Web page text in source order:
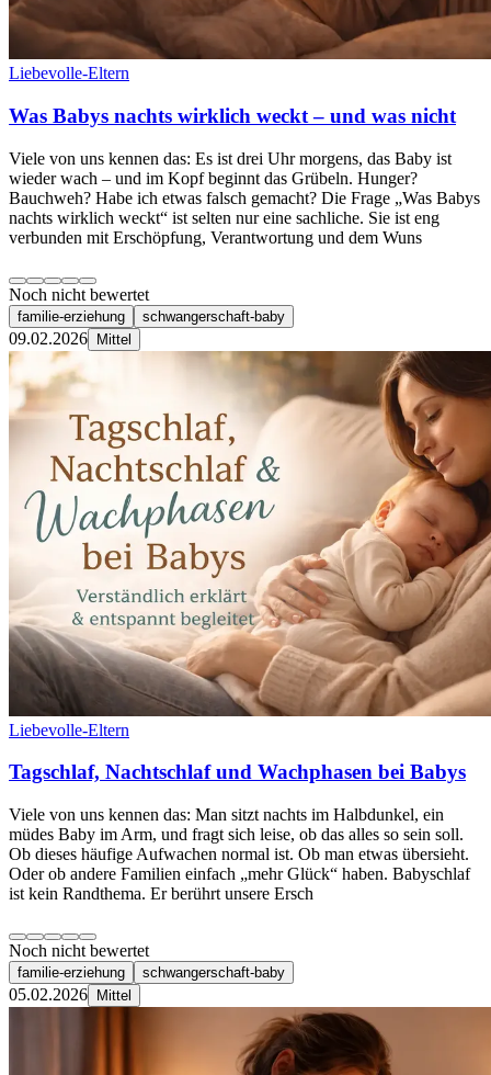
Liebevolle-Eltern
Was Babys nachts wirklich weckt – und was nicht
Viele von uns kennen das: Es ist drei Uhr morgens, das Baby ist
wieder wach – und im Kopf beginnt das Grübeln. Hunger?
Bauchweh? Habe ich etwas falsch gemacht? Die Frage „Was Babys
nachts wirklich weckt“ ist selten nur eine sachliche. Sie ist eng
verbunden mit Erschöpfung, Verantwortung und dem Wuns
Noch nicht bewertet
familie-erziehung schwangerschaft-baby
09.02.2026 Mittel
Liebevolle-Eltern
Tagschlaf, Nachtschlaf und Wachphasen bei Babys
Viele von uns kennen das: Man sitzt nachts im Halbdunkel, ein
müdes Baby im Arm, und fragt sich leise, ob das alles so sein soll.
Ob dieses häufige Aufwachen normal ist. Ob man etwas übersieht.
Oder ob andere Familien einfach „mehr Glück“ haben. Babyschlaf
ist kein Randthema. Er berührt unsere Ersch
Noch nicht bewertet
familie-erziehung schwangerschaft-baby
05.02.2026 Mittel